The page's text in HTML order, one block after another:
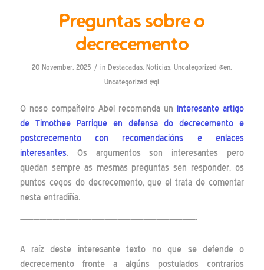
Preguntas sobre o
decrecemento
20 November, 2025 / inDestacadas,Noticias,Uncategorized @en,
Uncategorized @gl
O noso compañeiro Abel recomenda un interesante artigo
de Timothee Parrique en defensa do decrecemento e
postcrecemento con recomendacións e enlaces
interesantes. Os argumentos son interesantes pero
quedan sempre as mesmas preguntas sen responder, os
puntos cegos do decrecemento, que el trata de comentar
nesta entradiña.
———————————————————————————-
A raíz deste interesante texto no que se defende o
decrecemento fronte a algúns postulados contrarios